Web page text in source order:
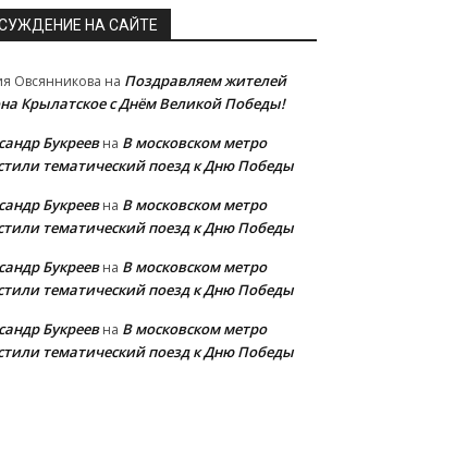
НА САЙТЕ
Овсянникова на Поздравляем жителей
Крылатское с Днём Великой Победы!
Букреевна В московском метро
тематический поезд к Дню Победы
Букреевна В московском метро
тематический поезд к Дню Победы
Букреевна В московском метро
тематический поезд к Дню Победы
Букреевна В московском метро
тематический поезд к Дню Победы